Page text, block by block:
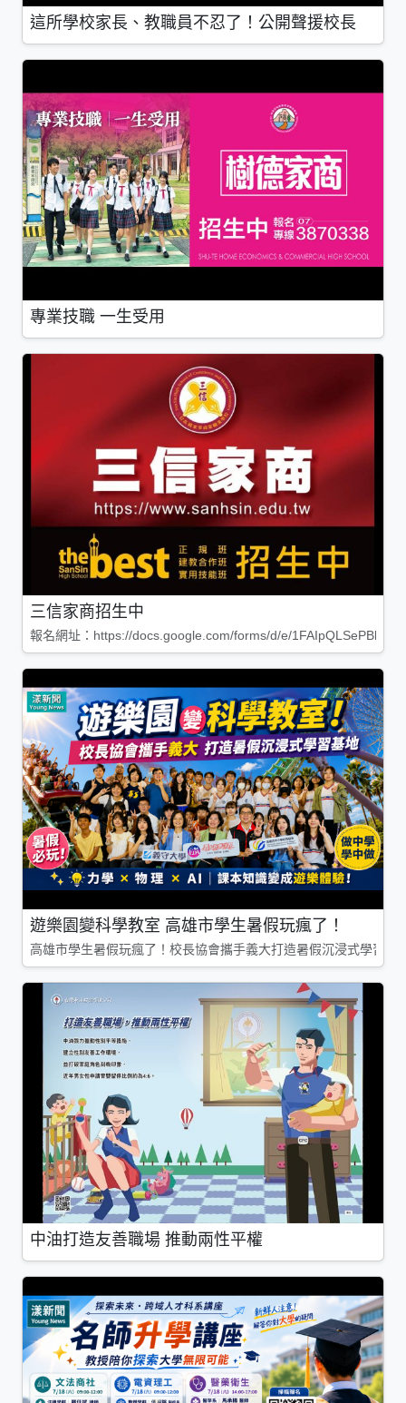
這所學校家長、教職員不忍了！公開聲援校長
專業技職 一生受用
三信家商招生中
報名網址：https://docs.google.com/forms/d/e/
遊樂園變科學教室 高雄市學生暑假玩瘋了！
高雄市學生暑假玩瘋了！校長協會攜手義大打造暑假沉浸式學習基
中油打造友善職場 推動兩性平權